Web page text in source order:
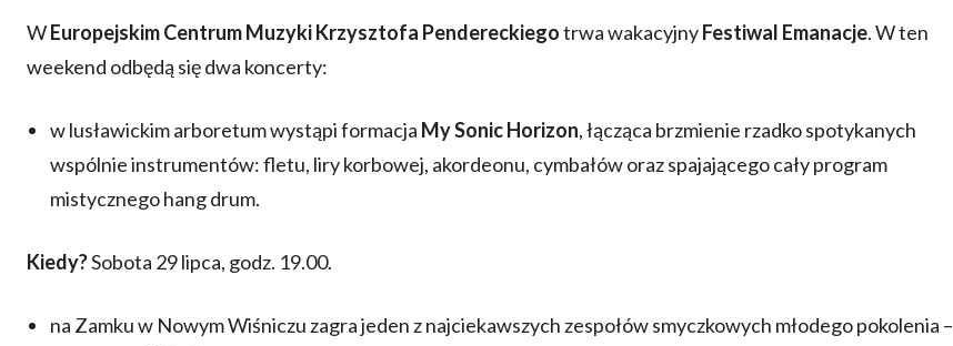
WEuropejskim Centrum Muzyki Krzysztofa Pendereckiegotrwa wakacyjnyFestiwal Emanacje. W ten
weekend odbędą się dwa koncerty:
w lusławickim arboretum wystąpi formacja My Sonic Horizon, łącząca brzmienie rzadko spotykanych
wspólnie instrumentów: fletu, liry korbowej, akordeonu, cymbałów oraz spajającego cały program
mistycznego hang drum.
Kiedy?Sobota 29 lipca, godz. 19.00.
na Zamku w Nowym Wiśniczu zagra jeden z najciekawszych zespołów smyczkowych młodego pokolenia –